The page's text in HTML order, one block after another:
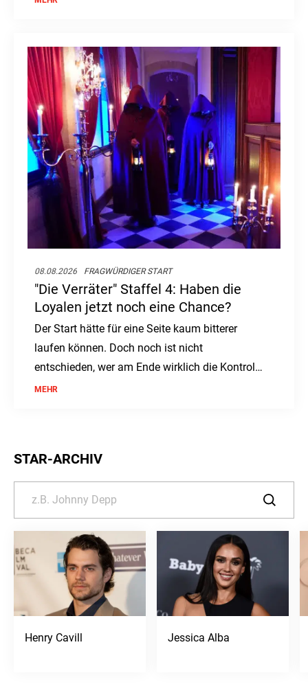
08.08.2026 FRAGWÜRDIGER START
"Die Verräter" Staffel 4: Haben die
Loyalen jetzt noch eine Chance?
Der Start hätte für eine Seite kaum bitterer
laufen können. Doch noch ist nicht
entschieden, wer am Ende wirklich die Kontrolle
behält.
MEHR
STAR-ARCHIV
Henry Cavill Jessica Alba